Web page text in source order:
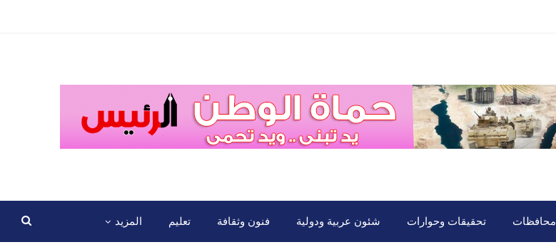
محافظات تحقيقات وحوارات شئون عربية ودولية فنون وثقافة تعليم المزيد